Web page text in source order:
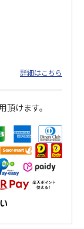
詳細はこちら
頂けます。